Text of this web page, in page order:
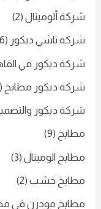
شركة ألوميتال (2)
شركة تاشي ديكور (6)
شركة ديكور في
شركة ديكور مطابخ
شركة ديكور
مطابخ (9)
مطابخ الوميتال (3)
مطابخ خشب (2)
مطابخ مودرن في